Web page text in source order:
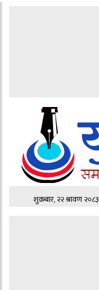
शुक्रबार, २२ श्रावण २०८३